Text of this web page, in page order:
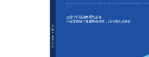
Report of Development Prospects and Investment Strategy Planning On China Animal
2031）
企业中长期战略规划必备
不深度调研行业形势就决策，回报将无从谈起